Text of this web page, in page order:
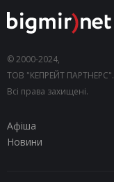
© 2000-2024,
ТОВ "КЕПРЕЙТ ПАРТНЕРС".
Всі права захищені.
Афіша
Новини